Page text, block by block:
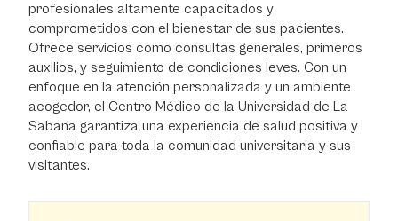
profesionales altamente capacitados y
comprometidos con el bienestar de sus pacientes.
Ofrece servicios como consultas generales, primeros
auxilios, y seguimiento de condiciones leves. Con un
enfoque en la atención personalizada y un ambiente
acogedor, el Centro Médico de la Universidad de La
Sabana garantiza una experiencia de salud positiva y
confiable para toda la comunidad universitaria y sus
visitantes.